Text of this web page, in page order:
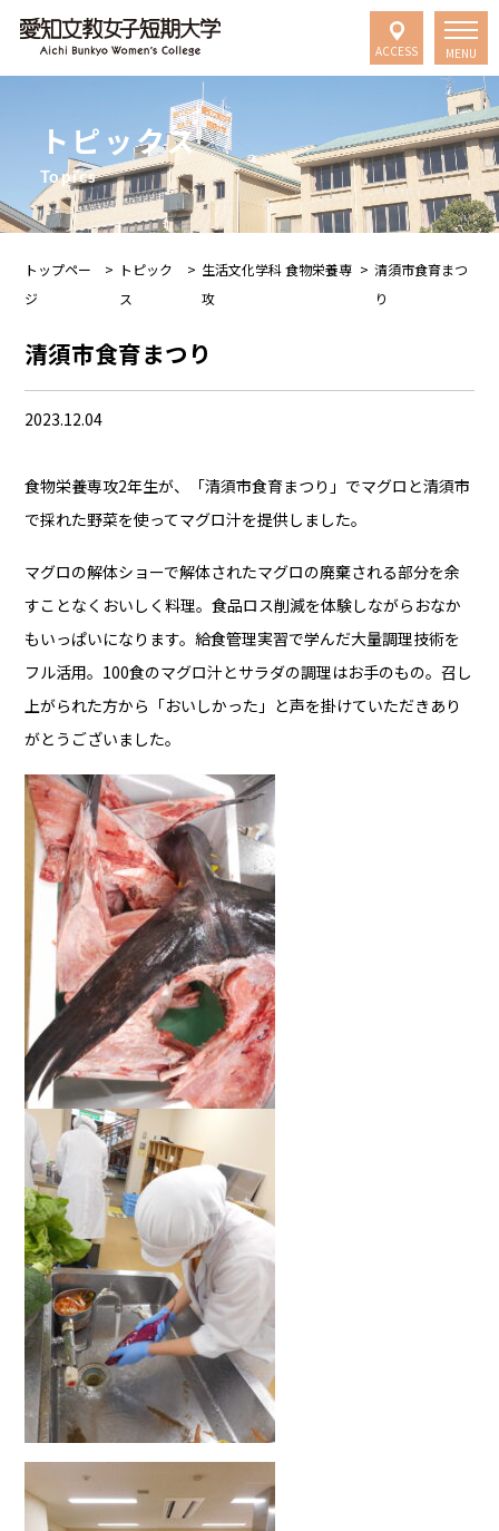
ACCESS
トピックス
Topics
MENU
トップペー
ジ
> トピック
ス
> 生活文化学科 食物栄養専
攻
> 清須市食育まつ
り
清須市食育まつり
2023.12.04
食物栄養専攻2年生が、「清須市食育まつり」でマグロと清須市
で採れた野菜を使ってマグロ汁を提供しました。
マグロの解体ショーで解体されたマグロの廃棄される部分を余
すことなくおいしく料理。食品ロス削減を体験しながらおなか
もいっぱいになります。給食管理実習で学んだ大量調理技術を
フル活用。100食のマグロ汁とサラダの調理はお手のもの。召し
上がられた方から「おいしかった」と声を掛けていただきあり
がとうございました。